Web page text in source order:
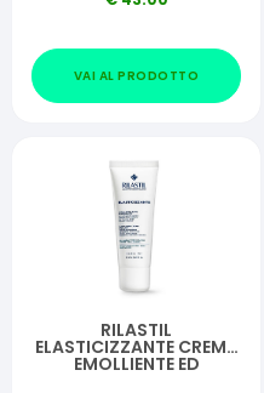
VAI AL PRODOTTO
RILASTIL
ELASTICIZZANTE CREMA
EMOLLIENTE ED